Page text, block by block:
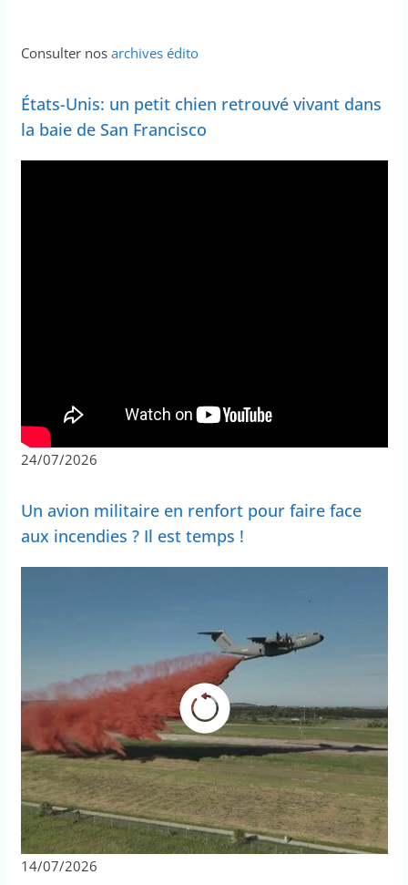
Consulter nos archives édito
États-Unis: un petit chien retrouvé vivant dans
la baie de San Francisco
24/07/2026
Un avion militaire en renfort pour faire face
aux incendies ? Il est temps !
14/07/2026